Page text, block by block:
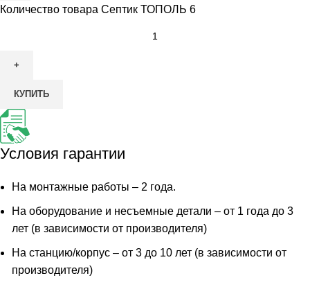
Количество товара Септик ТОПОЛЬ 6
КУПИТЬ
Условия гарантии
На монтажные работы – 2 года.
На оборудование и несъемные детали – от 1 года до 3
лет (в зависимости от производителя)
На станцию/корпус – от 3 до 10 лет (в зависимости от
производителя)